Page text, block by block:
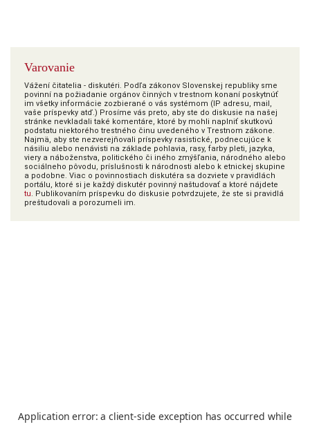
Varovanie
Vážení čitatelia - diskutéri. Podľa zákonov Slovenskej republiky sme
povinní na požiadanie orgánov činných v trestnom konaní poskytnúť
im všetky informácie zozbierané o vás systémom (IP adresu, mail,
vaše príspevky atď.) Prosíme vás preto, aby ste do diskusie na našej
stránke nevkladali také komentáre, ktoré by mohli naplniť skutkovú
podstatu niektorého trestného činu uvedeného v Trestnom zákone.
Najmä, aby ste nezverejňovali príspevky rasistické, podnecujúce k
násiliu alebo nenávisti na základe pohlavia, rasy, farby pleti, jazyka,
viery a náboženstva, politického či iného zmýšľania, národného alebo
sociálneho pôvodu, príslušnosti k národnosti alebo k etnickej skupine
a podobne. Viac o povinnostiach diskutéra sa dozviete v pravidlách
portálu, ktoré si je každý diskutér povinný naštudovať a ktoré nájdete
tu. Publikovaním príspevku do diskusie potvrdzujete, že ste si pravidlá
preštudovali a porozumeli im.